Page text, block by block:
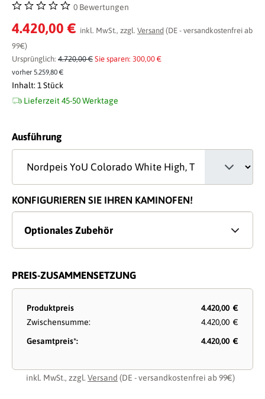
Durchschnittliche Bewertung von 0 von 5 Sternen
0 Bewertungen
4.420,00 € inkl. MwSt., zzgl. Versand (DE - versandkostenfrei ab
99€)
Ursprünglich: 4.720,00 € Sie sparen: 300,00 €
vorher 5.259,80 €
Inhalt: 1 Stück
Lieferzeit 45-50 Werktage
Ausführungauswählen
KONFIGURIEREN SIE IHREN KAMINOFEN!
Optionales Zubehör
PREIS-ZUSAMMENSETZUNG
Produktpreis
4.420,00 €
Zwischensumme:
4.420,00 €
Gesamtpreis*:
4.420,00 €
inkl. MwSt., zzgl. Versand (DE - versandkostenfrei ab 99€)